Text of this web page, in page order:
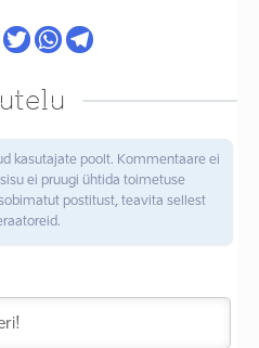
kasutajate poolt. Kommentaare ei
ei pruugi ühtida toimetuse
postitust, teavita sellest